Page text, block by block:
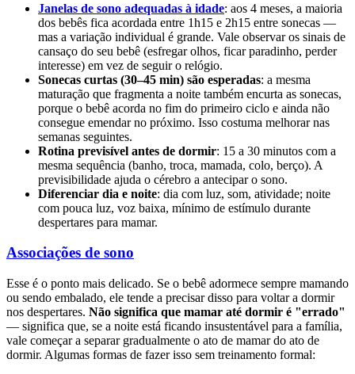
Janelas de sono adequadas à idade: aos 4 meses, a maioria
dos bebês fica acordada entre 1h15 e 2h15 entre sonecas —
mas a variação individual é grande. Vale observar os sinais de
cansaço do seu bebê (esfregar olhos, ficar paradinho, perder
interesse) em vez de seguir o relógio.
Sonecas curtas (30–45 min) são esperadas: a mesma
maturação que fragmenta a noite também encurta as sonecas,
porque o bebê acorda no fim do primeiro ciclo e ainda não
consegue emendar no próximo. Isso costuma melhorar nas
semanas seguintes.
Rotina previsível antes de dormir: 15 a 30 minutos com a
mesma sequência (banho, troca, mamada, colo, berço). A
previsibilidade ajuda o cérebro a antecipar o sono.
Diferenciar dia e noite: dia com luz, som, atividade; noite
com pouca luz, voz baixa, mínimo de estímulo durante
despertares para mamar.
Associações de sono
Esse é o ponto mais delicado. Se o bebê adormece sempre mamando
ou sendo embalado, ele tende a precisar disso para voltar a dormir
nos despertares. Não significa que mamar até dormir é "errado"
— significa que, se a noite está ficando insustentável para a família,
vale começar a separar gradualmente o ato de mamar do ato de
dormir. Algumas formas de fazer isso sem treinamento formal: